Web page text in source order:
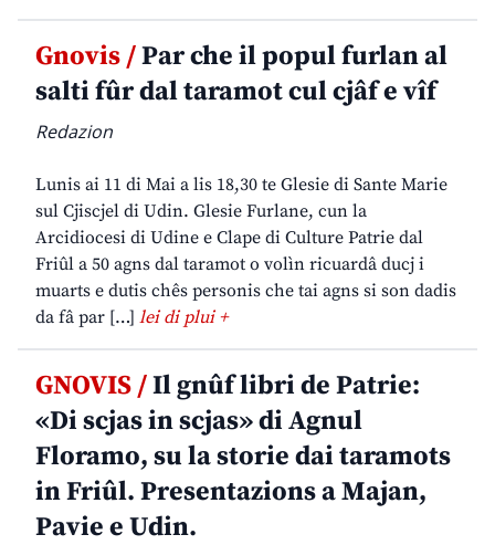
Gnovis /Par che il popul furlan al
salti fûr dal taramot cul cjâf e vîf
Redazion
Lunis ai 11 di Mai a lis 18,30 te Glesie di Sante Marie
sul Cjiscjel di Udin. Glesie Furlane, cun la
Arcidiocesi di Udine e Clape di Culture Patrie dal
Friûl a 50 agns dal taramot o volìn ricuardâ ducj i
muarts e dutis chês personis che tai agns si son dadis
da fâ par […] lei di plui +
GNOVIS /Il gnûf libri de Patrie:
«Di scjas in scjas» di Agnul
Floramo, su la storie dai taramots
in Friûl. Presentazions a Majan,
Pavie e Udin.